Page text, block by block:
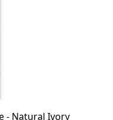
- Natural Ivory